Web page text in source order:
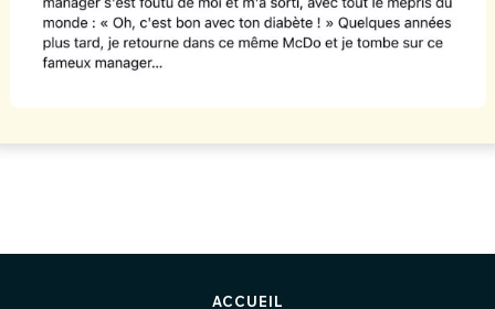
ACCUEIL